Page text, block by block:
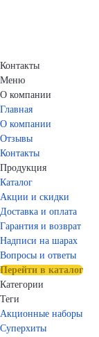
Контакты
Меню
О компании
Главная
О компании
Отзывы
Контакты
Продукция
Каталог
Акции и скидки
Доставка и оплата
Гарантия и возврат
Надписи на шарах
Вопросы и ответы
Перейти в каталог
Категории
Теги
Акционные наборы
Суперхиты